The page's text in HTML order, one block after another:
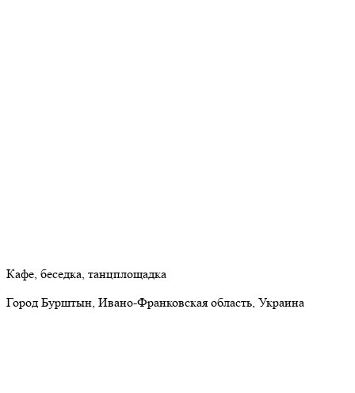
Кафе, беседка, танцплощадка
Город Бурштын, Ивано-Франковская область, Украина